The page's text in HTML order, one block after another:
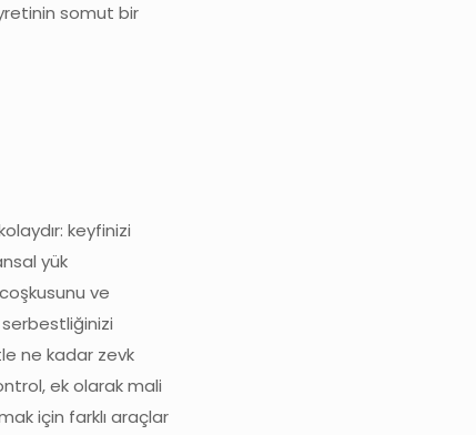
somut bir
keyfinizi
yük
ve
serbestliğinizi
ne kadar zevk
ek olarak mali
için farklı araçlar